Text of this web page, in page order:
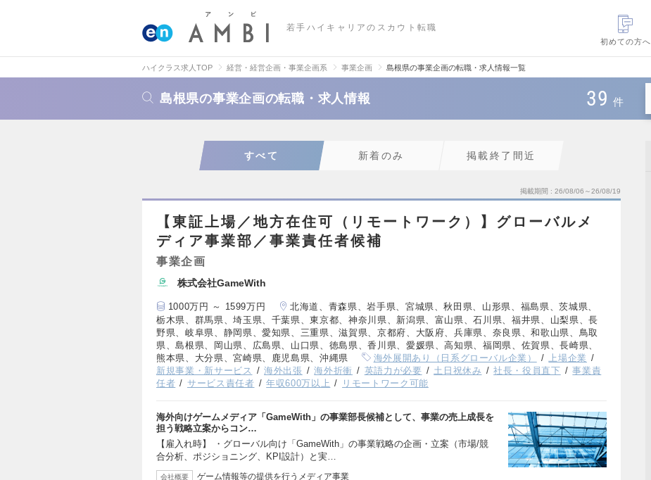
若手ハイキャリアのスカウト転職
初めての方へ
ハイクラス求人TOP 経営・経営企画・事業企画系 事業企画 島根県の事業企画の転職・求人情報一覧
島根県の事業企画の転職・求人情報 39 件
すべて 新着のみ 掲載終了間近
掲載期間 26/08/06～26/08/19
【東証上場／地方在住可（リモートワーク）】グローバルメ
ディア事業部／事業責任者候補
事業企画
株式会社GameWith
1000万円 ～ 1599万円
北海道、青森県、岩手県、宮城県、秋田県、山形県、福島県、茨城県、
栃木県、群馬県、埼玉県、千葉県、東京都、神奈川県、新潟県、富山県、石川県、福井県、山梨県、長
野県、岐阜県、静岡県、愛知県、三重県、滋賀県、京都府、大阪府、兵庫県、奈良県、和歌山県、鳥取
県、島根県、岡山県、広島県、山口県、徳島県、香川県、愛媛県、高知県、福岡県、佐賀県、長崎県、
熊本県、大分県、宮崎県、鹿児島県、沖縄県
海外展開あり（日系グローバル企業）
上場企業
新規事業・新サービス
海外出張 海外折衝 英語力が必要 土日祝休み 社長・役員直下
事業責
任者
サービス責任者 年収600万以上 リモートワーク可能
海外向けゲームメディア「GameWith」の事業部長候補として、事業の売上成長を
担う戦略立案からコン…
【雇入れ時】 ・グローバル向け「GameWith」の事業戦略の企画・立案（市場/競
合分析、ポジショニング、KPI設計）と実…
会社概要 ゲーム情報等の提供を行うメディア事業